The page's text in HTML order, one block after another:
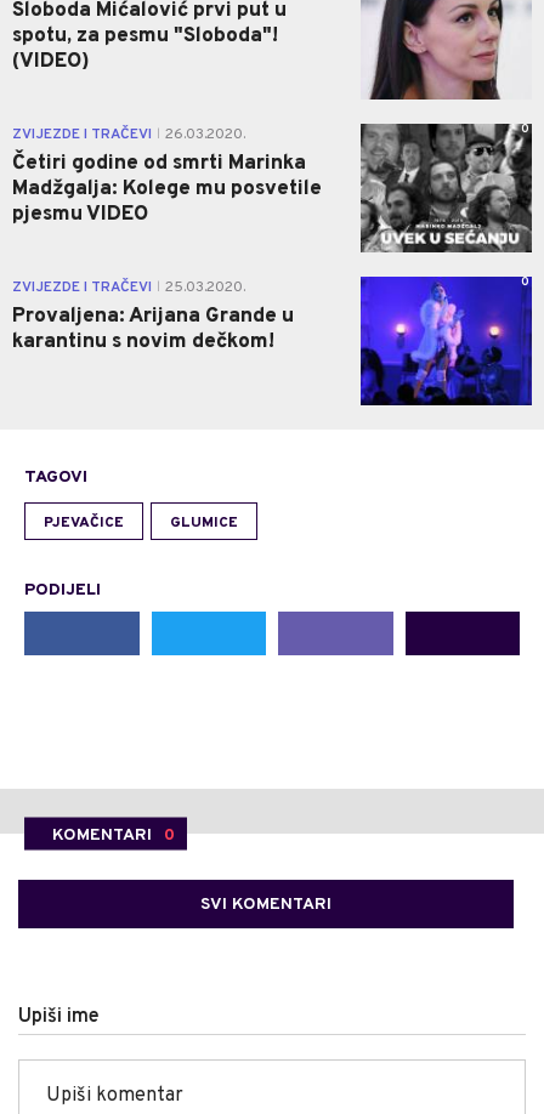
Sloboda Mićalović prvi put u
spotu, za pesmu "Sloboda"!
(VIDEO)
ZVIJEZDE I TRAČEVI 26.03.2020.
Četiri godine od smrti Marinka
Madžgalja: Kolege mu posvetile
pjesmu VIDEO
0
ZVIJEZDE I TRAČEVI 25.03.2020.
Provaljena: Arijana Grande u
karantinu s novim dečkom!
0
TAGOVI
PJEVAČICE GLUMICE
PODIJELI
KOMENTARI 0
SVI KOMENTARI
Upiši ime